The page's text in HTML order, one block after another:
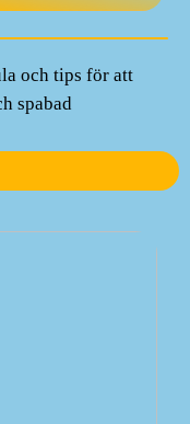
och tips för att
spabad